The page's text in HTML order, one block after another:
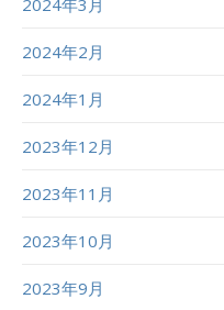
2024年3月
2024年2月
2024年1月
2023年12月
2023年11月
2023年10月
2023年9月